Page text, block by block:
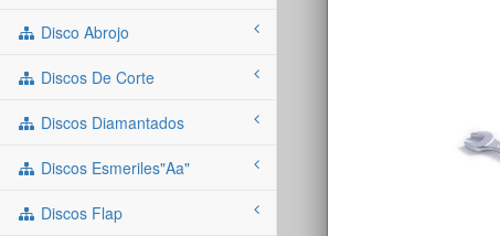
Disco Abrojo
Discos De Corte
Discos Diamantados
Discos Esmeriles"aa"
Discos Flap